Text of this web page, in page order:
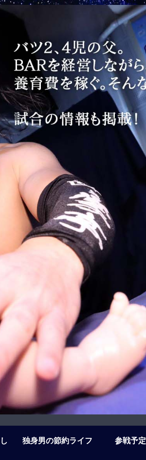
独身男の節約ライフ 参戦予定